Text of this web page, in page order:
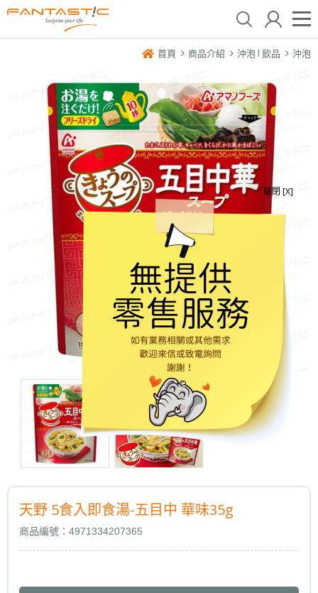
首頁 商品介紹 沖泡 l 飲品 沖泡
天野 5食入即食湯-五目中 華味35g
商品編號：4971334207365
關閉 [X]